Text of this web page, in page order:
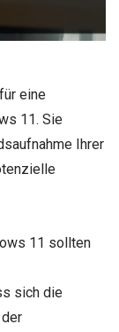
eine
11. Sie
Ihrer
11 sollten
sich die